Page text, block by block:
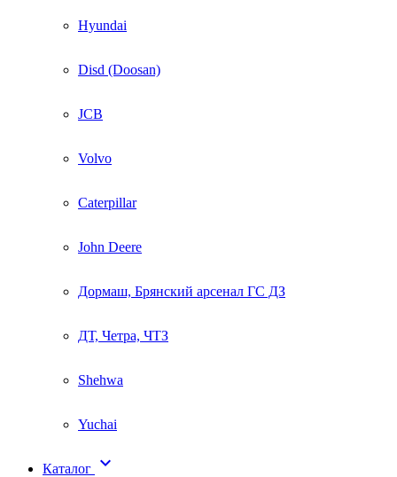
Hyundai
Disd (Doosan)
JCB
Volvo
Caterpillar
John Deere
Дормаш, Брянский арсенал ГС ДЗ
ДТ, Четра, ЧТЗ
Shehwa
Yuchai
Каталог 